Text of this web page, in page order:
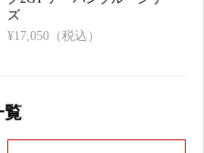
ズ
¥17,050（税込）
覧